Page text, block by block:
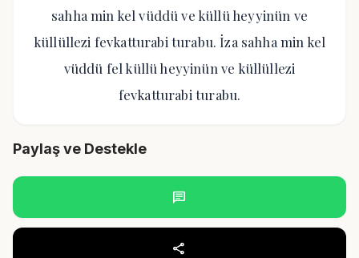
sahha min kel vüddü ve küllü heyyinün ve
küllüllezi fevkatturabi turabu. İza sahha min kel
vüddü fel küllü heyyinün ve küllüllezi
fevkatturabi turabu.
Paylaş ve Destekle
chat
share